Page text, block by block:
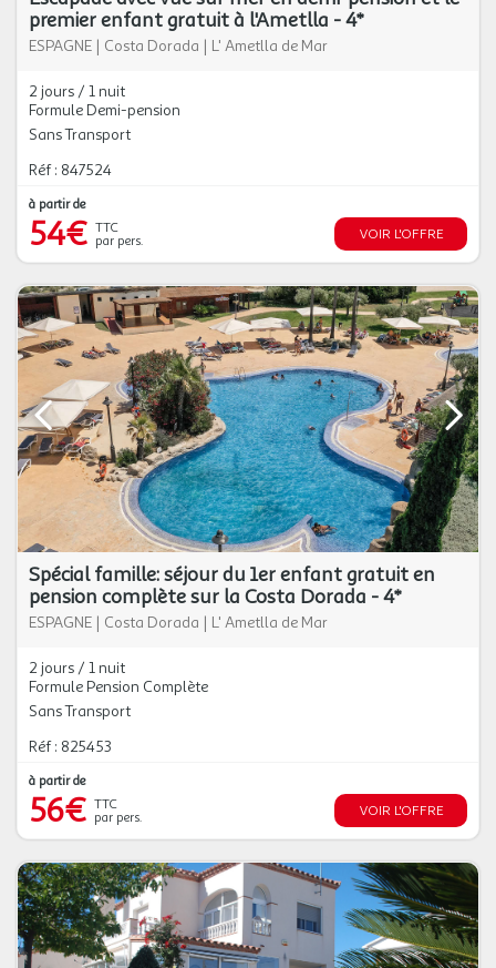
premier enfant gratuit à l'Ametlla - 4*
ESPAGNE | Costa Dorada | L' Ametlla de Mar
2 jours / 1 nuit
Formule Demi-pension
Sans Transport
Réf : 847524
à partir de
54€ TTC
par pers.
VOIR L'OFFRE
Spécial famille: séjour du 1er enfant gratuit en
pension complète sur la Costa Dorada - 4*
ESPAGNE | Costa Dorada | L' Ametlla de Mar
2 jours / 1 nuit
Formule Pension Complète
Sans Transport
Réf : 825453
à partir de
56€ TTC
par pers.
VOIR L'OFFRE